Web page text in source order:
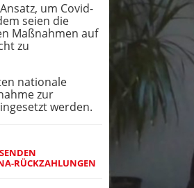
um Covid-
seien die
Maßnahmen auf
zu
nationale
zur
werden.
RÜCKZAHLUNGEN